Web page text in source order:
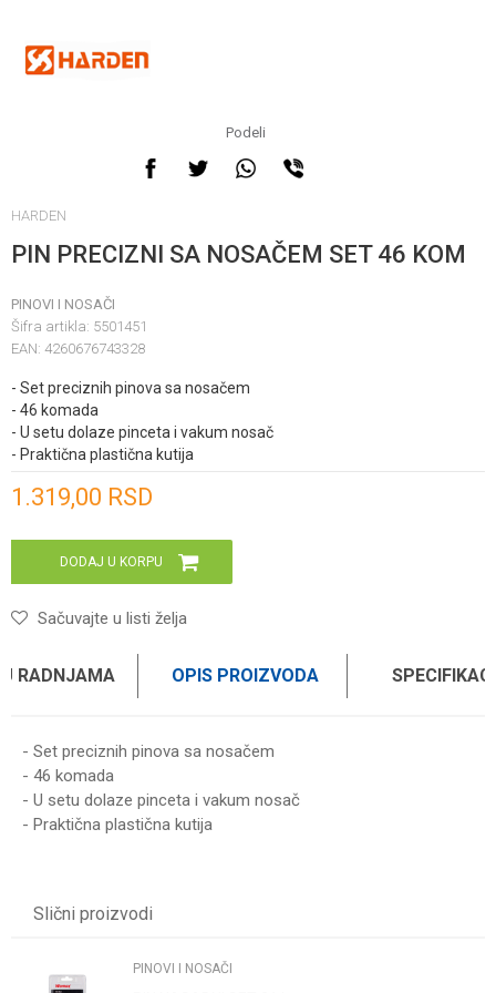
Podeli
HARDEN
PIN PRECIZNI SA NOSAČEM SET 46 KOM
PINOVI I NOSAČI
Šifra artikla: 5501451
EAN: 4260676743328
- Set preciznih pinova sa nosačem
- 46 komada
- U setu dolaze pinceta i vakum nosač
- Praktična plastična kutija
1.319,00 RSD
DODAJ U KORPU
Sačuvajte u listi želja
RADNJAMA OPIS PROIZVODA
- Set preciznih pinova sa nosačem
- 46 komada
- U setu dolaze pinceta i vakum nosač
- Praktična plastična kutija
Slični proizvodi
PINOVI I NOSAČI